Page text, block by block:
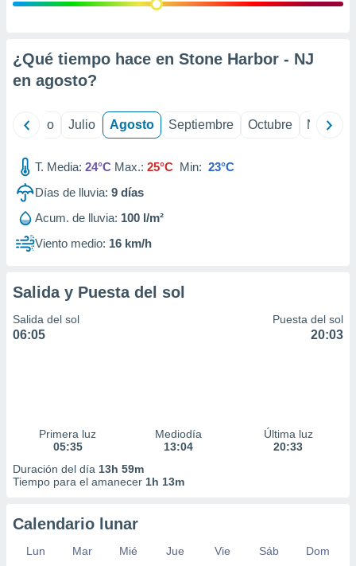
e
mediante
de
1199
¿Qué tiempo hace en Stone Harbor - NJ
en agosto?
Junio Julio Agosto Septiembre Octubre
T. Media: 24°C Max.: 25°C Min: 23°C
Días de lluvia: 9 días
Acum. de lluvia: 100 l/m²
Viento medio: 16 km/h
Salida y Puesta del sol
Salida del sol
06:05
Puesta del sol
20:03
Primera luz
05:35
Mediodía
13:04
Última luz
20:33
Duración del día 13h 59m
Tiempo para el amanecer 1h 13m
Calendario lunar
Lun Mar Mié Jue Vie Sáb
Dom